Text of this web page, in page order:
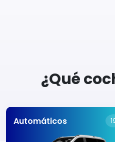
¿Qué
Automáticos